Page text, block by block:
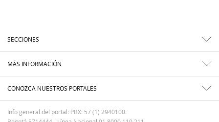
SECCIONES
MÁS INFORMACIÓN
CONOZCA NUESTROS PORTALES
Info general del portal: PBX: 57 (1) 2940100.